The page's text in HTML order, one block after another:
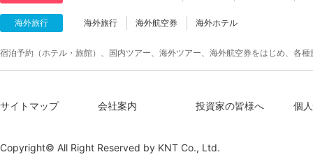
海外旅行 海外旅行 海外航空券 海外ホテル
宿泊予約（ホテル・旅館）、国内ツアー、海外ツアー、海外航空券をはじめ、各
サイトマップ 会社案内 投資家の皆様へ 個
Copyright© All Right Reserved by KNT Co., Ltd.